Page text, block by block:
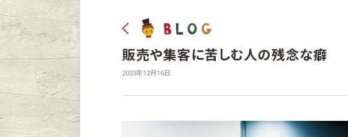
販売や集客に苦しむ人の残念な癖
2023年12月16日